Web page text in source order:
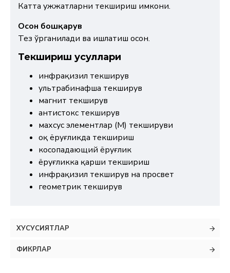
Катта ҳужжатларни текшириш имкони.
Осон бошқарув
Тез ўрганилади ва ишлатиш осон.
Текшириш усуллари
инфрақизил текширув
ультрабинафша текширув
магнит текширув
антистокс текширув
махсус элементлар (М) текшируви
оқ ёруғликда текшириш
косопадающий ёруғлик
ёруғликка қарши текшириш
инфрақизил текширув на просвет
геометрик текширув
ХУСУСИЯТЛАР
ФИКРЛАР